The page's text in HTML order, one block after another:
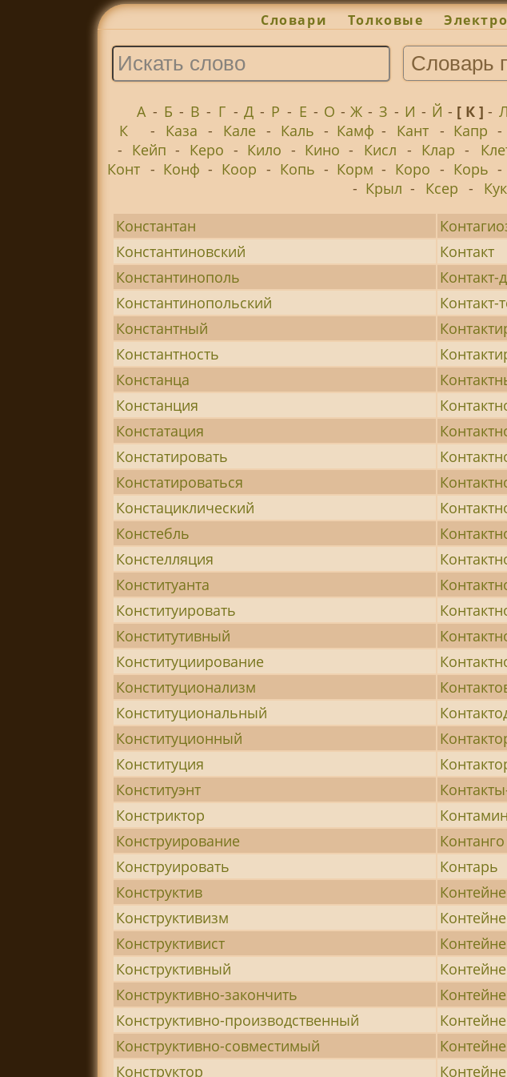
Словари Толковые
А - Б - В - Г - Д - Р - Е - О - Ж - З - И - Й - [ К ]- Л
К
- Каза - Кале - Каль - Камф - Кант - Капр -
- Кейп - Керо - Кило - Кино - Кисл - Клар -
Конт - Конф - Коор - Копь - Корм - Коро - Корь -
- Крыл - Ксер -
Константан
Константиновский
Контакт
Константинополь
Контакт-
Константинопольский
Контакт-
Константный
Константность
Констанца
Констанция
Констатация
Констатировать
Констатироваться
Констациклический
Констебль
Констелляция
Конституанта
Конституировать
Конститутивный
Конституциирование
Конституционализм
Конституциональный
Конституционный
Конституция
Конституэнт
Констриктор
Конструирование
Контанго
Конструировать
Контарь
Конструктив
Конструктивизм
Конструктивист
Конструктивный
Конструктивно-закончить
Конструктивно-производственный
Конструктивно-совместимый
Конструктор